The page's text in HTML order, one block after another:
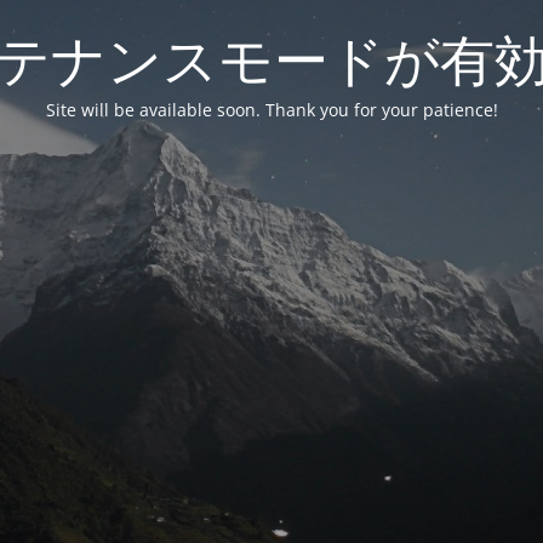
ナンスモードが有
Site will be available soon. Thank you for your patience!